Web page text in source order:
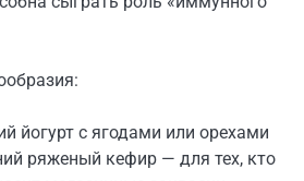
йогурт с ягодами или орехами
ряженый кефир — для тех, кто